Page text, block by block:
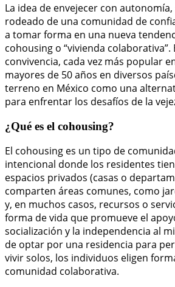
La idea de envejecer con
rodeado de una comunidad de
a tomar forma en una nueva
cohousing o “vivienda
convivencia, cada vez más popular
mayores de 50 años en diversos
terreno en México como una
para enfrentar los desafíos de la
¿Qué es el cohousing?
El cohousing es un tipo de
intencional donde los residentes
espacios privados (casas o
comparten áreas comunes, como
y, en muchos casos, recursos o
forma de vida que promueve el
socialización y la independencia al
de optar por una residencia para
vivir solos, los individuos eligen
comunidad colaborativa.